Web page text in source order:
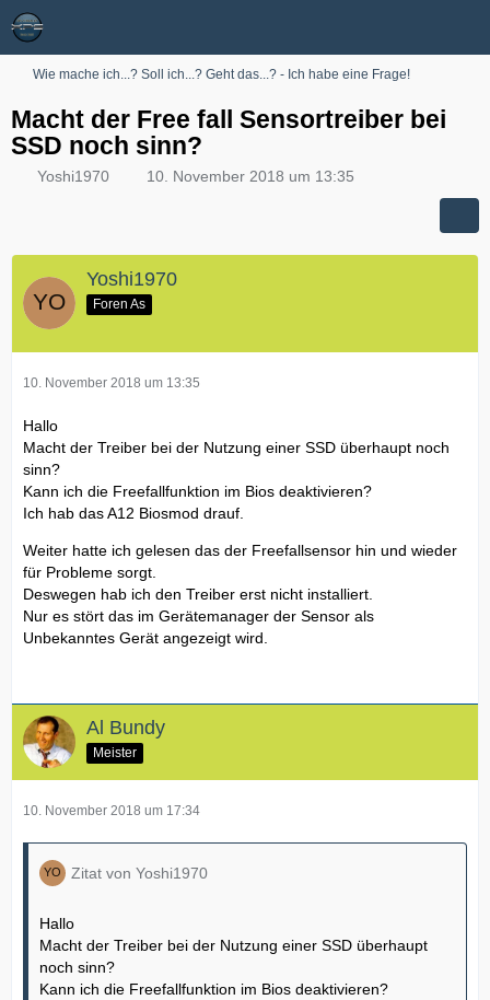
Wie mache ich...? Soll ich...? Geht das...? - Ich habe eine Frage!
Macht der Free fall Sensortreiber bei
SSD noch sinn?
Yoshi1970 10. November 2018 um 13:35
Yoshi1970
Foren As
10. November 2018 um 13:35
Hallo
Macht der Treiber bei der Nutzung einer SSD überhaupt noch
sinn?
Kann ich die Freefallfunktion im Bios deaktivieren?
Ich hab das A12 Biosmod drauf.
Weiter hatte ich gelesen das der Freefallsensor hin und wieder
für Probleme sorgt.
Deswegen hab ich den Treiber erst nicht installiert.
Nur es stört das im Gerätemanager der Sensor als
Unbekanntes Gerät angezeigt wird.
Al Bundy
Meister
10. November 2018 um 17:34
Zitat von Yoshi1970
Hallo
Macht der Treiber bei der Nutzung einer SSD überhaupt
noch sinn?
Kann ich die Freefallfunktion im Bios deaktivieren?